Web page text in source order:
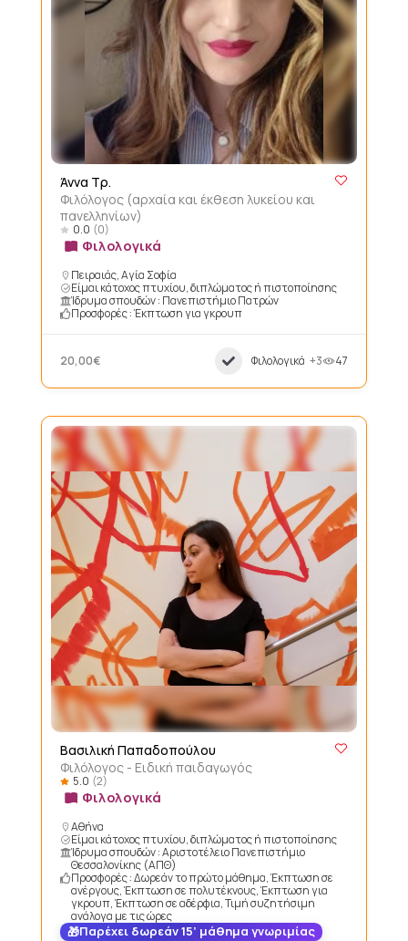
Άννα Τρ.
Φιλόλογος (αρχαία και έκθεση λυκείου και
πανελληνίων)
0.0 (0)
Φιλολογικά
Πειραιάς, Αγία Σοφία
Είμαι κάτοχος πτυχίου, διπλώματος ή πιστοποίησης
Ίδρυμα σπουδών : Πανεπιστήμιο Πατρών
Προσφορές : Έκπτωση για γκρουπ
20,00€ Φιλολογικά +3 47
Βασιλική Παπαδοπούλου
Φιλόλογος - Ειδική παιδαγωγός
5.0 (2)
Φιλολογικά
Αθήνα
Είμαι κάτοχος πτυχίου, διπλώματος ή πιστοποίησης
Ίδρυμα σπουδών : Αριστοτέλειο Πανεπιστήμιο
Θεσσαλονίκης (ΑΠΘ)
Προσφορές : Δωρεάν το πρώτο μάθημα, Έκπτωση σε
ανέργους, Έκπτωση σε πολυτέκνους, Έκπτωση για
γκρουπ, Έκπτωση σε αδέρφια, Τιμή συζητήσιμη
ανάλογα με τις ώρες
Παρέχει δωρεάν 15’ μάθημα γνωριμίας